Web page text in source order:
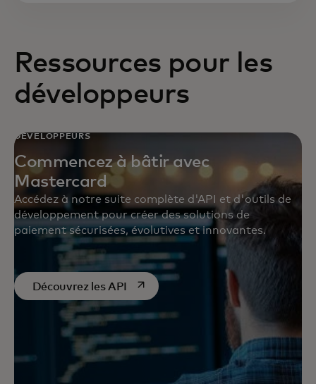
Ressources pour les
développeurs
DÉVELOPPEURS
Commencez à bâtir avec
Mastercard
Accédez à notre suite complète d'API et d'outils de
développement pour créer des solutions de
paiement sécurisées, évolutives et innovantes.
Découvrez les API opens in a new tab